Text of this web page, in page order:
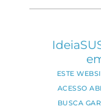
ESTE
ACESSO
BUSCA